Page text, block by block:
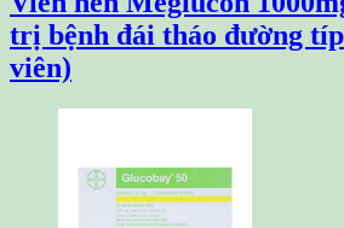
trị bệnh đái tháo đường
viên)